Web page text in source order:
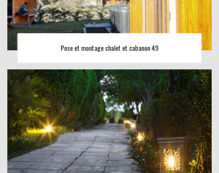
Pose et montage chalet et cabanon 49